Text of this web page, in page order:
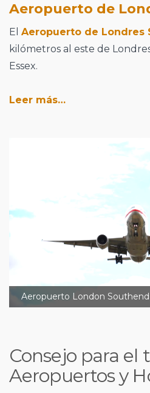
Aeropuerto de
El Aeropuerto de Londres
kilómetros al este de
Essex.
Leer más…
Aeropuerto London
Consejo para el
Aeropuertos y